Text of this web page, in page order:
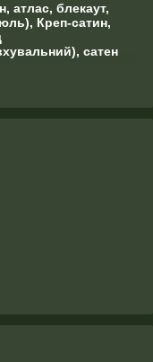
атлас, блекаут,
Креп-сатин,
сатен